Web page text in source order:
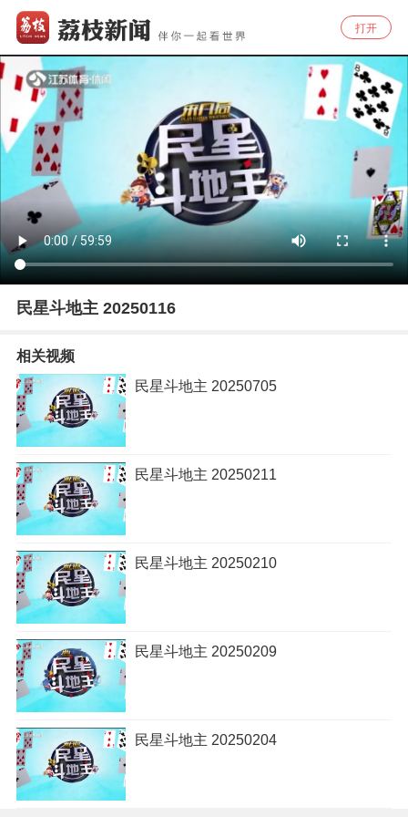
打开
民星斗地主 20250116
相关视频
民星斗地主 20250705
民星斗地主 20250211
民星斗地主 20250210
民星斗地主 20250209
民星斗地主 20250204